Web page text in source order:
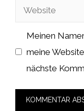
Website
Meinen
meine
nächste